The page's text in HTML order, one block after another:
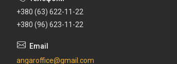
+380 (63) 622-11-22
+380 (96) 623-11-22
angaroffice@gmail.com